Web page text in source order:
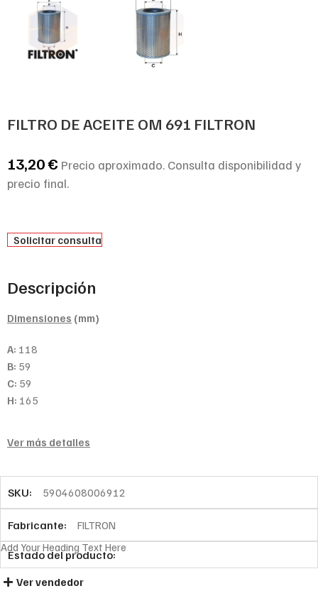
FILTRO DE ACEITE OM 691 FILTRON
13,20€ Precio aproximado. Consulta disponibilidad y
precio final.
Solicitar consulta
Descripción
Dimensiones (mm)
A: 118
B: 59
C: 59
H: 165
Ver más detalles
SKU: 5904608006912
Fabricante: FILTRON
Estado del producto:
Add Your Heading Text Here
Ver vendedor